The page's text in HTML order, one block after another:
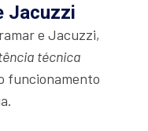
Jacuzzi
e Jacuzzi,
técnica
funcionamento